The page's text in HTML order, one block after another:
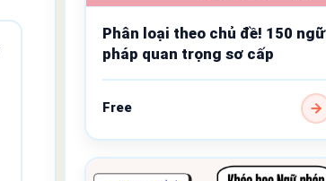
Phân loại theo chủ đề! 150 ngữ
pháp quan trọng sơ cấp
Free